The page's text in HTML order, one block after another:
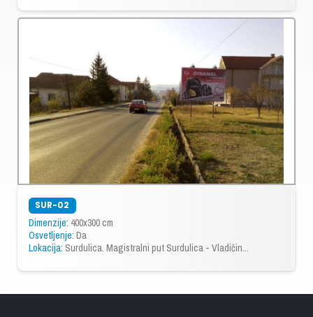
SUR-02
Dimenzije: 400x300 cm
Osvetljenje: Da
Lokacija: Surdulica. Magistralni put Surdulica - Vladičin...